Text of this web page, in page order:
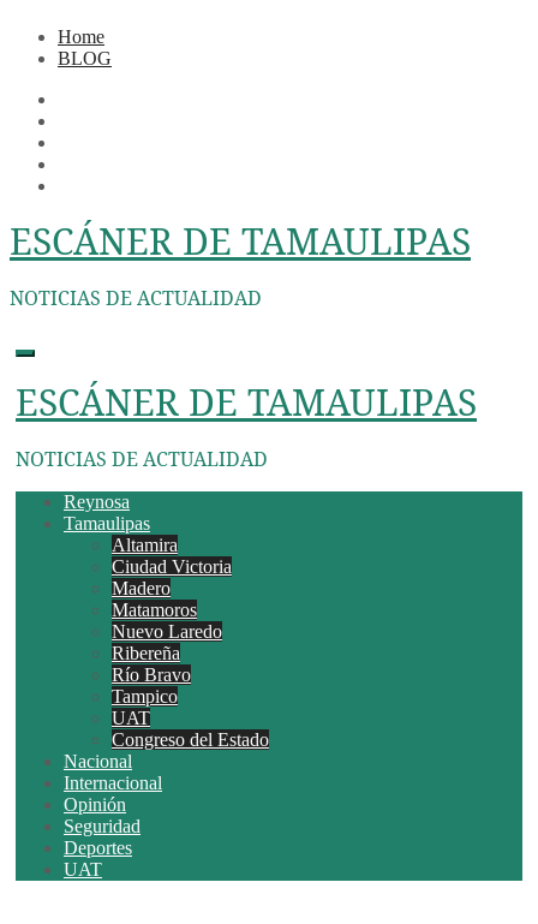
Home
BLOG
ESCÁNER DE TAMAULIPAS
NOTICIAS DE ACTUALIDAD
ESCÁNER DE TAMAULIPAS
NOTICIAS DE ACTUALIDAD
Reynosa
Tamaulipas
Altamira
Ciudad Victoria
Madero
Matamoros
Nuevo Laredo
Ribereña
Río Bravo
Tampico
UAT
Congreso del Estado
Nacional
Internacional
Opinión
Seguridad
Deportes
UAT